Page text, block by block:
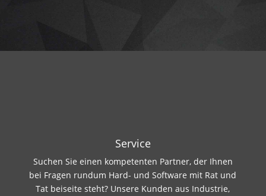
Service
Suchen Sie einen kompetenten Partner, der Ihnen
bei Fragen rundum Hard- und Software mit Rat und
Tat beiseite steht? Unsere Kunden aus Industrie,